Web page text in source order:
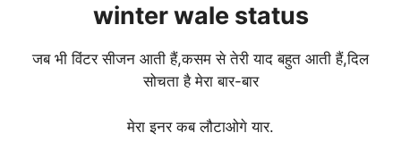
winterwale status
जब भी विंटर सीजन आती हैं,कसम से तेरी याद बहुत आती हैं,दिल
सोचता है मेरा बार-बार
मेरा इनर कब लौटाओगे यार.